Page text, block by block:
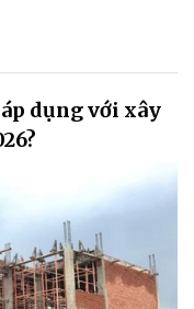
dụng với xây